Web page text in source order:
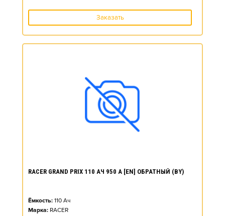
Заказать
RACER GRAND PRIX 110 АЧ 950 А [EN] ОБРАТНЫЙ (BY)
Ёмкость: 110 Ач
Марка: RACER